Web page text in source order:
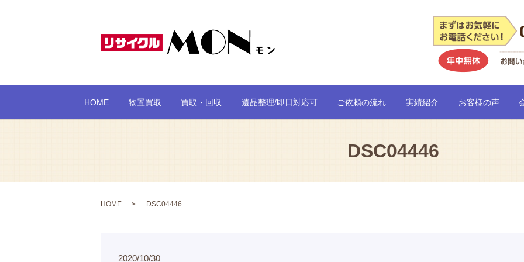
HOME 物置買取 買取・回収 遺品整理/即日対応可 ご依頼の流れ 実績紹介 お客様の声
DSC04446
HOME DSC04446
2020/10/30